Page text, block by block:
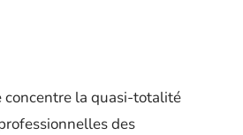
concentre la quasi-totalité
des